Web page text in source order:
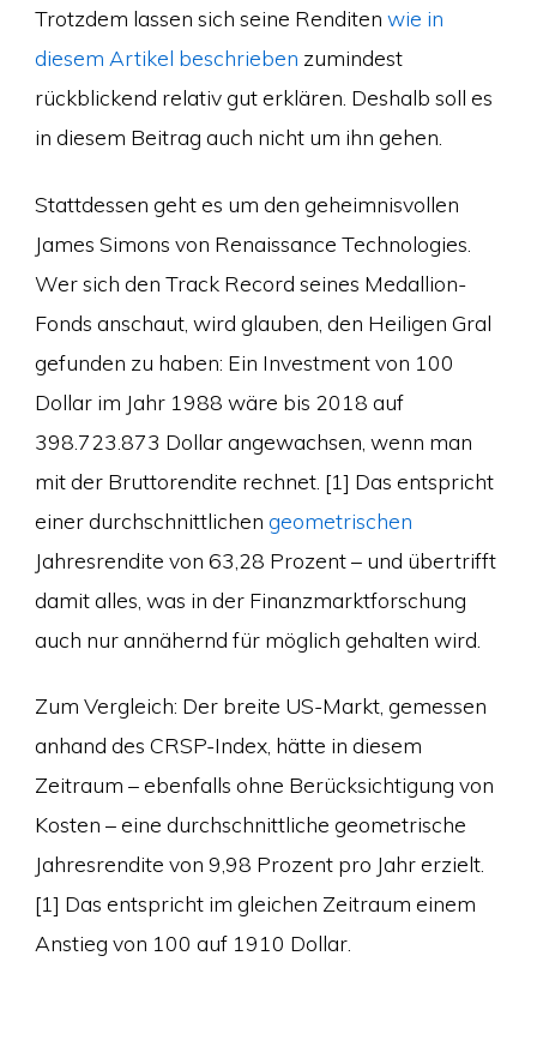
Trotzdem lassen sich seine Renditen wie in
diesem Artikel beschrieben zumindest
rückblickend relativ gut erklären. Deshalb soll es
in diesem Beitrag auch nicht um ihn gehen.
Stattdessen geht es um den geheimnisvollen
James Simons von Renaissance Technologies.
Wer sich den Track Record seines Medallion-
Fonds anschaut, wird glauben, den Heiligen Gral
gefunden zu haben: Ein Investment von 100
Dollar im Jahr 1988 wäre bis 2018 auf
398.723.873 Dollar angewachsen, wenn man
mit der Bruttorendite rechnet. [1] Das entspricht
einer durchschnittlichen geometrischen
Jahresrendite von 63,28 Prozent – und übertrifft
damit alles, was in der Finanzmarktforschung
auch nur annähernd für möglich gehalten wird.
Zum Vergleich: Der breite US-Markt, gemessen
anhand des CRSP-Index, hätte in diesem
Zeitraum – ebenfalls ohne Berücksichtigung von
Kosten – eine durchschnittliche geometrische
Jahresrendite von 9,98 Prozent pro Jahr erzielt.
[1] Das entspricht im gleichen Zeitraum einem
Anstieg von 100 auf 1910 Dollar.